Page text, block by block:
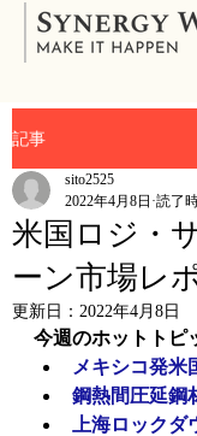
記事
米国ロジ・
ーン市場レ
sito2525
2022年4月8日 読了
更新日： 2022年4月8日
今週のホットトピ
メキシコ発米
鋼熱間圧延鋼
上海ロック